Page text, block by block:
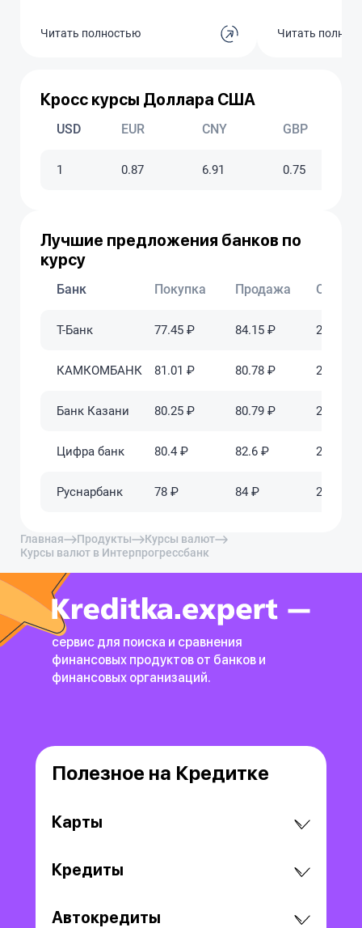
надо бегать в офис. Банк
платежей, и в целом,
современных продуктов для
бизнеса.
Читать полностью
Читать
Кросс курсы Доллара США
USD EUR CNY GBP
1 0.87 6.91 0.75
Лучшие предложения банков по
курсу
Банк Покупка Продажа
Т-Банк 77.45 ₽ 84.15 ₽ 2025-
КАМКОМБАНК 81.01 ₽ 80.78 ₽ 2025-
Банк Казани 80.25 ₽ 80.79 ₽ 2025-
Цифра банк 80.4 ₽ 82.6 ₽ 2025-
Руснарбанк 78 ₽ 84 ₽ 2025-
Главная Продукты
Курсы валют
Курсы валют в Интерпрогрессбанк
сервис для поиска и сравнения
финансовых продуктов от банков и
финансовых организаций.
Полезное на Кредитке
Карты
Кредиты
Автокредиты